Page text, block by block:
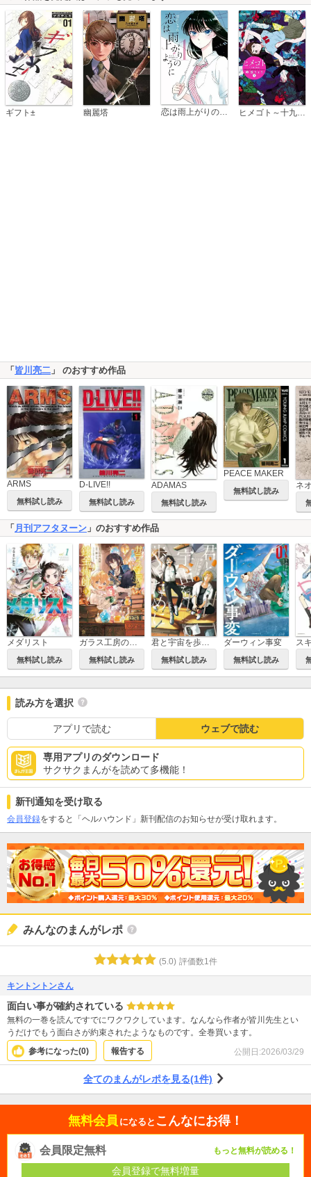
ギフト± 幽麗塔 恋は雨上がりのように
「皆川亮二 」 のおすすめ作品
ARMS
無料試し読み
D-LIVE!!
無料試し読み
ADAMAS
無料試し読み
PEACE MAKER
無料試し読み
ネ
「月刊アフタヌーン 」のおすすめ作品
メダリスト
無料試し読み
ガラス工房の錬金術師
無料試し読み
君と宇宙を歩くために
無料試し読み
ダーウィン事変
無料試し読み
読み方を選択
アプリで読む ウェブで読む
専用アプリのダウンロード
サクサクまんがを読めて多機能！
新刊通知を受け取る
会員登録をすると「ヘルハウンド」新刊配信のお知らせが受け取れます。
みんなのまんがレポ
(5.0) 評価数1 件
キントントンさん
面白い事が確約されている
無料の一巻を読んですでにワクワクしています。なんなら作者が皆川先生とい
うだけでもう面白さが約束されたようなものです。全巻買います。
参考になった(0) 報告する 公開日:2026/03/29
全てのまんがレポを見る(1件)
無料会員 になると こんなにお得！
会員限定無料 もっと無料が読める！
会員登録で無料増量